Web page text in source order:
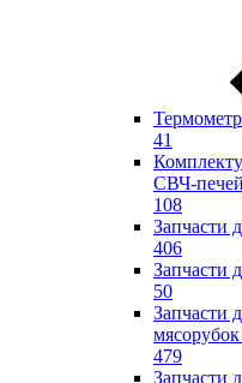
41
СВЧ-печей
108
Запчасти
406
Запчасти
50
Запчасти
479
Запчасти